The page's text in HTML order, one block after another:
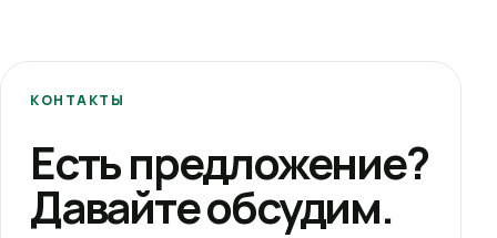
КОНТАКТЫ
Есть предложение?
Давайте обсудим.